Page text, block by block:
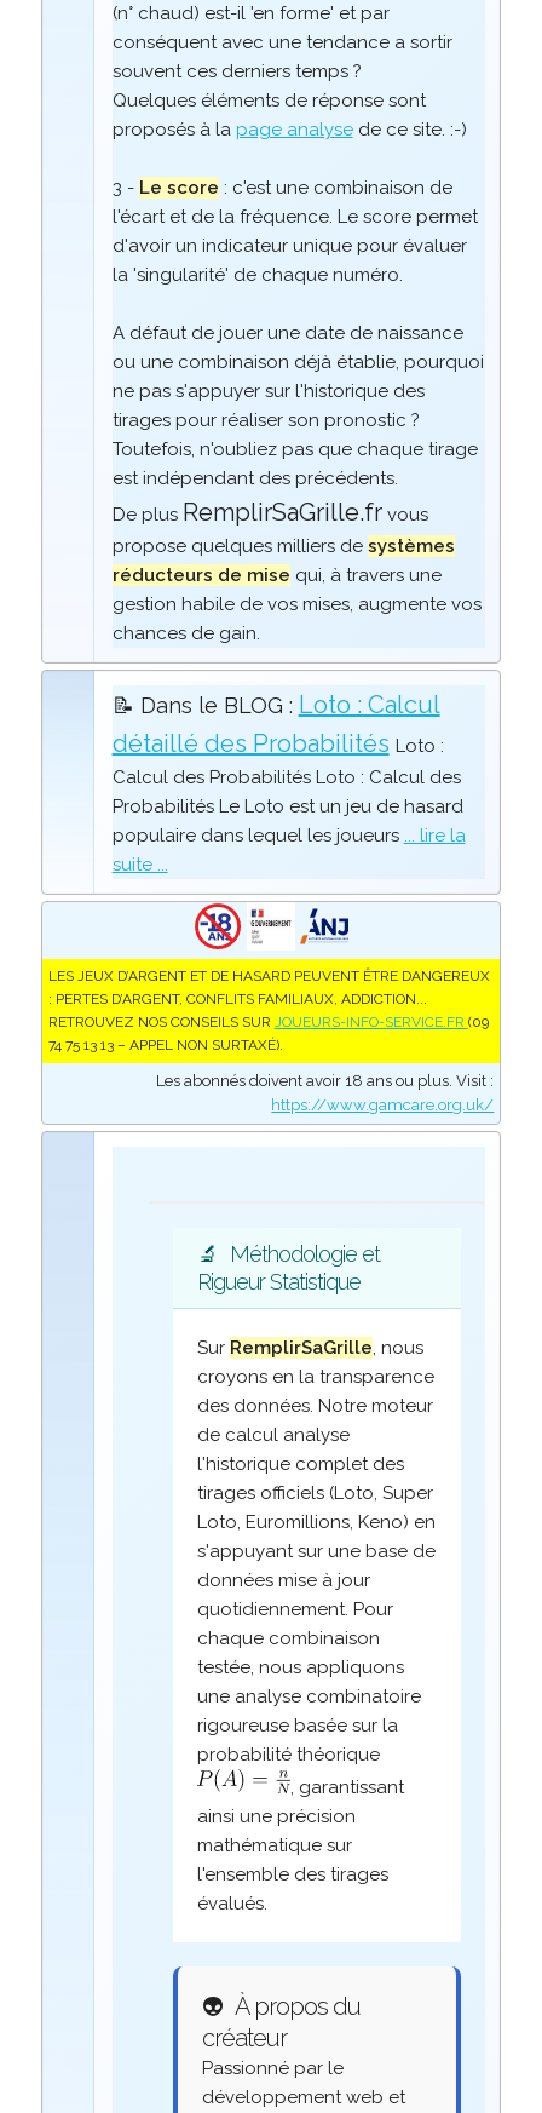
(n° chaud) est-il 'en forme' et par
conséquent avec une tendance a sortir
souvent ces derniers temps ?
Quelques éléments de réponse sont
proposés à la page analysede ce site. :-)
3 - Le score : c'est une combinaison de
l'écart et de la fréquence. Le score permet
d'avoir un indicateur unique pour évaluer
la 'singularité' de chaque numéro.
A défaut de jouer une date de naissance
ou une combinaison déjà établie, pourquoi
ne pas s'appuyer sur l'historique des
tirages pour réaliser son pronostic ?
Toutefois, n'oubliez pas que chaque tirage
est indépendant des précédents.
De plus RemplirSaGrille.frvous
propose quelques milliers de systèmes
réducteurs de mise qui, à travers une
gestion habile de vos mises, augmente vos
chances de gain.
📝 Dans le BLOG : Loto : Calcul
détaillé des Probabilités Loto :
Calcul des Probabilités Loto : Calcul des
Probabilités Le Loto est un jeu de hasard
populaire dans lequel les joueurs ... lire la
suite ...
LES JEUX D’ARGENT ET DE HASARD PEUVENT ÊTRE DANGEREUX
: PERTES D’ARGENT, CONFLITS FAMILIAUX, ADDICTION...
RETROUVEZ NOS CONSEILS SUR JOUEURS-INFO-SERVICE.FR (09
74 75 13 13 – APPEL NON SURTAXÉ).
Les abonnés doivent avoir 18 ans ou plus. Visit :
https://www.gamcare.org.uk/
🔬
Méthodologie et
Rigueur Statistique
Sur RemplirSaGrille, nous
croyons en la transparence
des données. Notre moteur
de calcul analyse
l'historique complet des
tirages officiels (Loto, Super
Loto, Euromillions, Keno) en
s'appuyant sur une base de
données mise à jour
quotidiennement. Pour
chaque combinaison
testée, nous appliquons
une analyse combinatoire
rigoureuse basée sur la
probabilité théorique
, garantissant
ainsi une précision
mathématique sur
l'ensemble des tirages
évalués.
👽 À propos du
créateur
Passionné par le
développement web et